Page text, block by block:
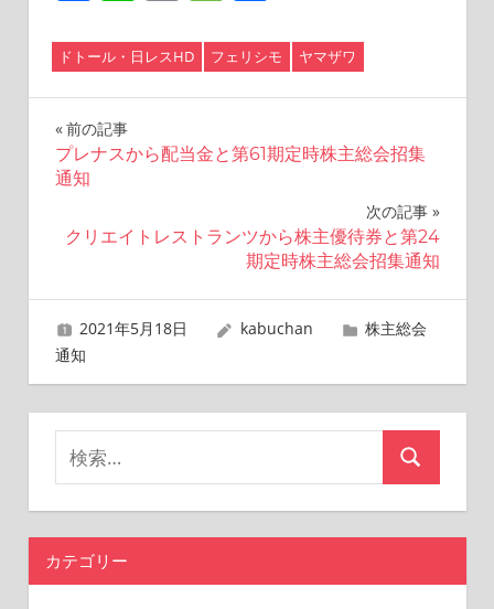
ドトール・日レスHD フェリシモ ヤマザワ
投
稿
ナ
ゲ
ー
シ
ョ
ン
前の記事
プレナスから配当金と第61期定時株主総会招集
通知
次の記事
クリエイトレストランツから株主優待券と第24
期定時株主総会招集通知
2021年5月18日 kabuchan
株主総会
通知
対
象:
検
カテゴリー